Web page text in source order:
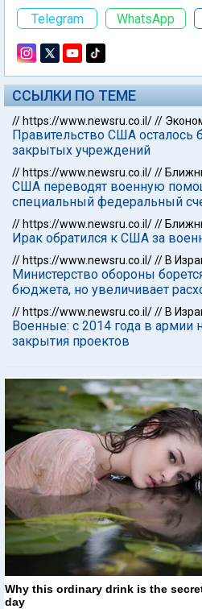
Telegram WhatsApp
ССЫЛКИ ПО ТЕМЕ
// https://www.newsru.co.il///
Правительство США осталось
закрытых учреждений
// https://www.newsru.co.il///
США переводят военную
специальный федеральный
// https://www.newsru.co.il///
Ирак обратился к США за
// https://www.newsru.co.il/// В
Министерство обороны
бюджета, но увеличивает
// https://www.newsru.co.il/// В
Военные: с 2014 года в армии
закрытия проектов
Why this ordinary drink is the
day